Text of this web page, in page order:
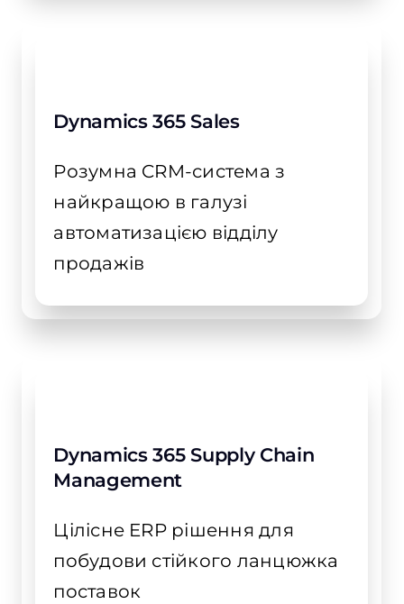
Dynamics 365 Sales
Розумна CRM-система з
найкращою в галузі
автоматизацією відділу
продажів
Dynamics 365 Supply Chain
Management
Цілісне ERP рішення для
побудови стійкого ланцюжка
поставок